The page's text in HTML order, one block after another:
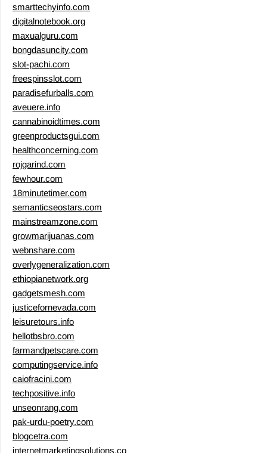
smarttechyinfo.com
digitalnotebook.org
maxualguru.com
bongdasuncity.com
slot-pachi.com
freespinsslot.com
paradisefurballs.com
aveuere.info
cannabinoidtimes.com
greenproductsgui.com
healthconcerning.com
rojgarind.com
fewhour.com
18minutetimer.com
semanticseostars.com
mainstreamzone.com
growmarijuanas.com
webnshare.com
overlygeneralization.com
ethiopianetwork.org
gadgetsmesh.com
justicefornevada.com
leisuretours.info
hellotbsbro.com
farmandpetscare.com
computingservice.info
caiofracini.com
techpositive.info
unseonrang.com
pak-urdu-poetry.com
blogcetra.com
internetmarketingsolutions.co